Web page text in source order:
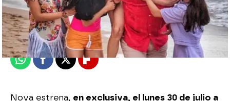
Nova
Madrid
Publicado:13 de julio de 2018, 17:56
WhatsappFacebook
X Flipboard
Nova estrena, en exclusiva, el lunes 30 de julio a